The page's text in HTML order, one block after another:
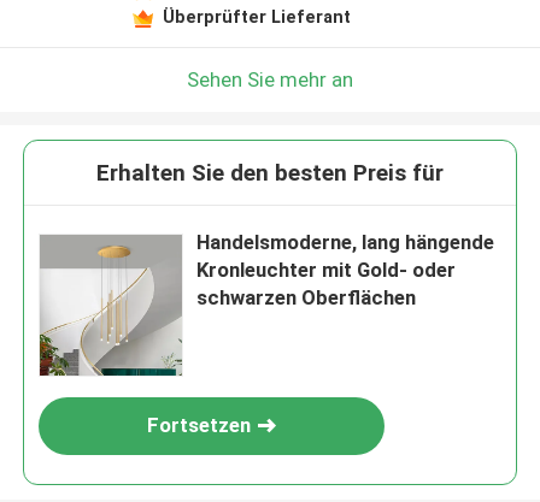
Überprüfter Lieferant
Sehen Sie mehr an
Erhalten Sie den besten Preis für
Handelsmoderne, lang hängende
Kronleuchter mit Gold- oder
schwarzen Oberflächen
Fortsetzen